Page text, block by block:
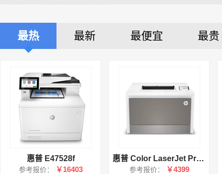
最热 最新 最便宜 最贵
惠普 E47528f
参考报价： ￥16403
惠普 Color LaserJet Pro4203dw
参考报价： ￥4399